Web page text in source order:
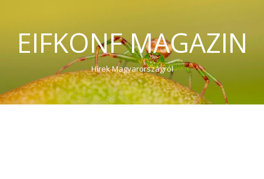
EIFKONF MAGAZIN
Hírek Magyarországról